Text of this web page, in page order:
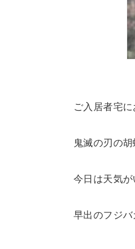
ご入居者宅
鬼滅の刃の
今日は天気
早出のフジバ